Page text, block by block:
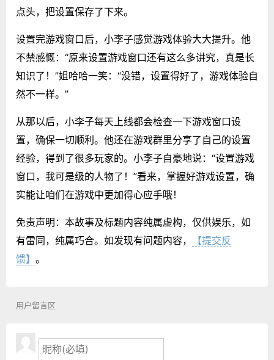
点头，把设置保存了下来。
设置完游戏窗口后，小李子感觉游戏体验大大提升。他
不禁感慨：“原来设置游戏窗口还有这么多讲究，真是长
知识了！”姐哈哈一笑：“没错，设置得好了，游戏体验自
然不一样。”
从那以后，小李子每天上线都会检查一下游戏窗口设
置，确保一切顺利。他还在游戏群里分享了自己的设置
经验，得到了很多玩家的。小李子自豪地说：“设置游戏
窗口，我可是级的人物了！”看来，掌握好游戏设置，确
实能让咱们在游戏中更加得心应手哦！
免责声明：本故事及标题内容纯属虚构，仅供娱乐，如
有雷同，纯属巧合。如发现有问题内容，
【提交反
馈】 。
用户留言区